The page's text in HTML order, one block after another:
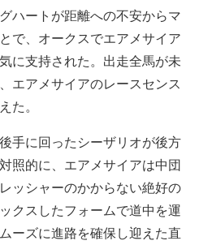
ハートが距離への不安からマ
で、オークスでエアメサイア
に支持された。出走全馬が未
エアメサイアのレースセンス
た。
手に回ったシーザリオが後方
照的に、エアメサイアは中団
ッシャーのかからない絶好の
クスしたフォームで道中を運
ーズに進路を確保し迎えた直